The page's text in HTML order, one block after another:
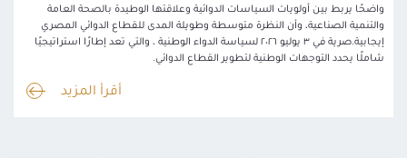
واضحًا يربط بين أولويات السياسات الدوائية وعلاقتها الوطيدة بالصحة العامة
والتنمية الصناعية، وأن النظرة متوسطة وطويلة المدى للقطاع الدوائي المصري
إيجابية.صرية في ٣ يوليو ٢٠٢٦ لسياسة الدواء الوطنية ، والتي تعد إطارًا استراتيجيًا
شاملًا يحدد التوجهات الوطنية لتطوير القطاع الدوائي.
أقرأ المزيد